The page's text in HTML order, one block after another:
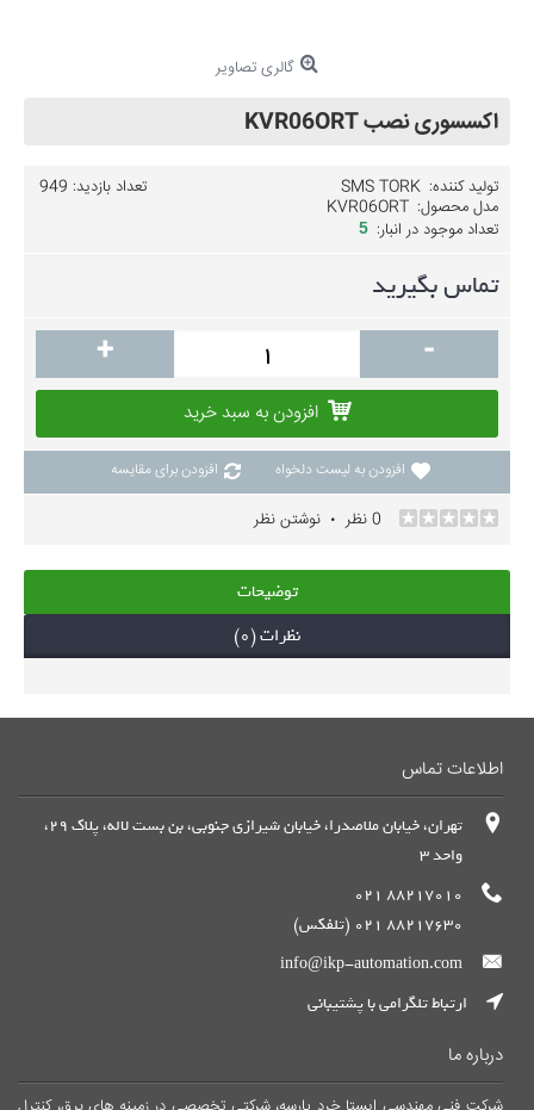
گالری تصاویر
اکسسوری نصب KVR06ORT
تعداد بازدید: 949 تولید کننده: SMS TORK
مدل محصول: KVR06ORT
تعداد موجود در انبار: 5
تماس بگیرید
-
+
افزودن به سبد خرید
افزودن به لیست دلخواه افزودن برای مقایسه
0 نظر • نوشتن نظر
توضیحات
نظرات (0)
اطلاعات تماس
تهران، خیابان ملاصدرا، خیابان شیرازی جنوبی، بن بست لاله، پلاک 29،
واحد 3
88217010 021
88217630 021 (تلفکس)
info@ikp-automation.com
ارتباط تلگرامی با پشتیبانی
درباره ما